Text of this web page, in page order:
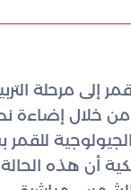
إلى مرحلة
من خلال
الجيولوجية
أن هذه